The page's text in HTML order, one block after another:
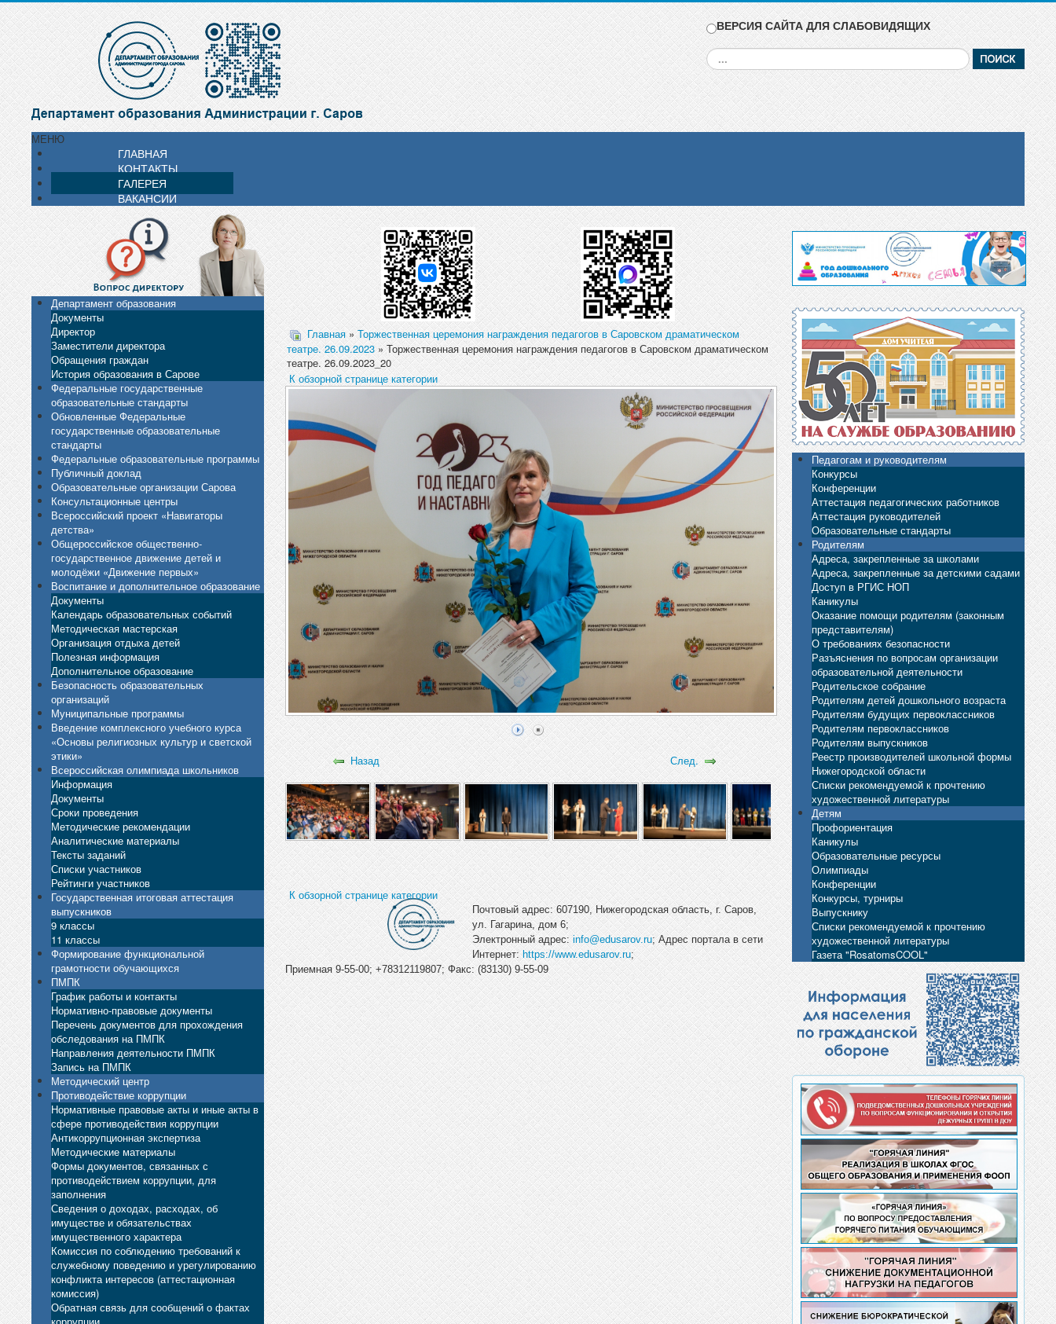
ВЕРСИЯ САЙТА ДЛЯ СЛАБОВИДЯЩИХ
Искать...
МЕНЮ
ГЛАВНАЯ
КОНТАКТЫ
ГАЛЕРЕЯ
ВАКАНСИИ
Департамент образования
Документы
Директор
Заместители директора
Обращения граждан
История образования в Сарове
Федеральные государственные
образовательные стандарты
Обновленные Федеральные
государственные образовательные
стандарты
Федеральные образовательные программы
Публичный доклад
Образовательные организации Сарова
Консультационные центры
Всероссийский проект «Навигаторы
детства»
Общероссийское общественно-
государственное движение детей и
молодёжи «Движение первых»
Воспитание и дополнительное образование
Документы
Календарь образовательных событий
Методическая мастерская
Организация отдыха детей
Полезная информация
Дополнительное образование
Безопасность образовательных
организаций
Муниципальные программы
Введение комплексного учебного курса
«Основы религиозных культур и светской
этики»
Всероссийская олимпиада школьников
Информация
Документы
Сроки проведения
Методические рекомендации
Аналитические материалы
Тексты заданий
Списки участников
Рейтинги участников
Государственная итоговая аттестация
выпускников
9 классы
11 классы
Формирование функциональной
грамотности обучающихся
ПМПК
График работы и контакты
Нормативно-правовые документы
Перечень документов для прохождения
обследования на ПМПК
Направления деятельности ПМПК
Запись на ПМПК
Методический центр
Противодействие коррупции
Нормативные правовые акты и иные акты в
сфере противодействия коррупции
Антикоррупционная экспертиза
Методические материалы
Формы документов, связанных с
противодействием коррупции, для
заполнения
Сведения о доходах, расходах, об
имуществе и обязательствах
имущественного характера
Комиссия по соблюдению требований к
служебному поведению и урегулированию
конфликта интересов (аттестационная
комиссия)
Обратная связь для сообщений о фактах
Главная»Торжественная церемония награждения педагогов в Саровском драматическом
театре. 26.09.2023» Торжественная церемония награждения педагогов в Саровском драматическом
театре. 26.09.2023_20
К обзорной странице категории
Назад След.
К обзорной странице категории
Почтовый адрес: 607190, Нижегородская область, г. Саров,
ул. Гагарина, дом 6;
Электронный адрес:info@edusarov.ru; Адрес портала в сети
Интернет:https://www.edusarov.ru;
Приемная 9-55-00; +78312119807; Факс: (83130) 9-55-09
Педагогам и руководителям
Конкурсы
Конференции
Аттестация педагогических работников
Аттестация руководителей
Образовательные стандарты
Родителям
Адреса, закрепленные за школами
Адреса, закрепленные за детскими садами
Доступ в РГИС НОП
Каникулы
Оказание помощи родителям (законным
представителям)
О требованиях безопасности
Разъяснения по вопросам организации
образовательной деятельности
Родительское собрание
Родителям детей дошкольного возраста
Родителям будущих первоклассников
Родителям первоклассников
Родителям выпускников
Реестр производителей школьной формы
Нижегородской области
Списки рекомендуемой к прочтению
художественной литературы
Детям
Профориентация
Каникулы
Образовательные ресурсы
Олимпиады
Конференции
Конкурсы, турниры
Выпускнику
Списки рекомендуемой к прочтению
художественной литературы
Газета "RosatomsCOOL"